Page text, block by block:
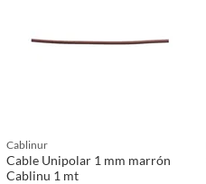
Cablinur
Cable Unipolar 1 mm marrón
Cablinu 1 mt